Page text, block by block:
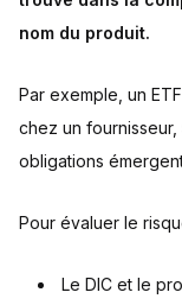
nom du produit.
Par exemple, un
chez un
obligations
Pour évaluer le
Le DIC et le